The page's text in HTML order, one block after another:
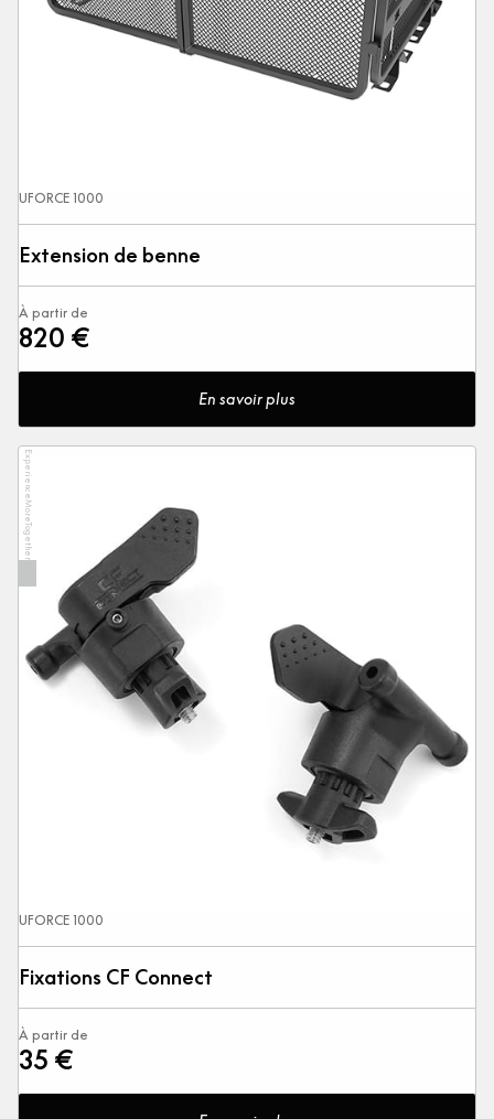
UFORCE 1000
Extension de benne
À partir de
820 €
En savoir plus
ExperienceMoreTogether
UFORCE 1000
Fixations CF Connect
À partir de
35 €